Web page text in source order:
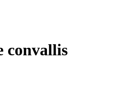
convallis